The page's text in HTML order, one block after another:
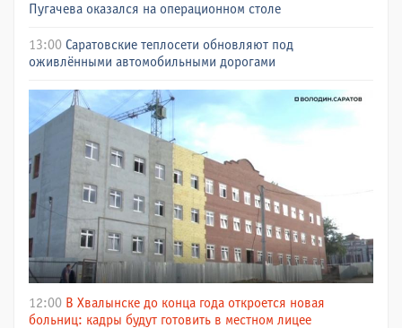
Пугачева оказался на операционном столе
13:00 Саратовские теплосети обновляют под
оживлёнными автомобильными дорогами
12:00 В Хвалынске до конца года откроется новая
больниц: кадры будут готовить в местном лицее